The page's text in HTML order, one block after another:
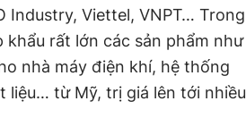
Industry, Viettel, VNPT… Trong
rất lớn các sản phẩm như
nhà máy điện khí, hệ thống
liệu… từ Mỹ, trị giá lên tới nhiều